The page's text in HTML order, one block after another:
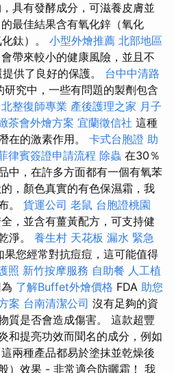
具有發酵成分，可滋養皮膚並
最佳結果含有氧化鋅（氧化
鈦）。 小型外燴推薦 北部地區
帶來較小的健康風險，並且不
供了良好的保護。 台中中清路
研究中，一些有問題的製劑包含
整復師專業 產後護理之家 月子
茶會外燴方案 宜蘭徵信社 這種
在的激素作用。 卡式台胞證 助
律賓簽證申請流程 除蟲 在30％
中，在許多方面都有一個有氧苯
，顏色真實的有色保濕霜，我
。 貨運公司 老鼠 台胞證桃園
，並含有薑黃配方，可支持健
淨。 養生村 天花板 漏水 緊急
果您經常對抗痘痘，這可能值得
照 新竹按摩服務 自助餐 人工植
了解Buffet外燴價格 FDA 助您
案 台南清潔公司 沒有足夠的資
質是否會造成傷害。 這款超豐
和提亮功效而聞名的成分，例如
兩種產品都易於塗抹並乾燥後
）效果 - 非常適合防曬霜！ 我